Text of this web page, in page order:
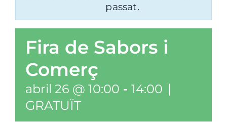
passat.
Fira de Sabors i
Comerç
abril 26 @ 10:00 - 14:00 |
GRATUÏT